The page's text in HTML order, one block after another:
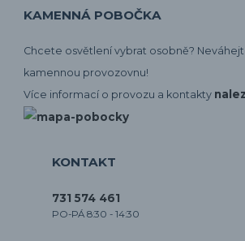
KAMENNÁ POBOČKA
Chcete osvětlení vybrat osobně?
kamennou provozovnu!
Více informací o provozu a kontakty
KONTAKT
731 574 461
PO-PÁ 8:30 - 14:30